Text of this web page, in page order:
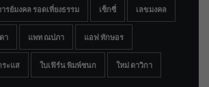
ารย์มงคล รอดเที่ยงธรรม เซ็กซี่ เลขมงคล
า แพท ณปภา แอฟ ทักษอร
ะแส ใบเฟิร์น พิมพ์ชนก ใหม่ ดาวิกา